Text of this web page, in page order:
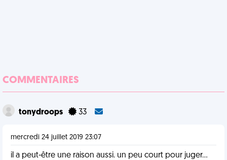
COMMENTAIRES
tonydroops 33
mercredi 24 juillet 2019 23:07
il a peut-être une raison aussi. un peu court pour juger...